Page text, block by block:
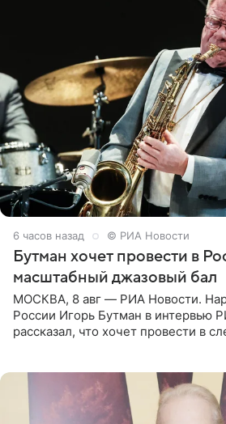
6 часов назад © РИА Новости
Бутман хочет провести в
масштабный джазовый бал
МОСКВА, 8 авг — РИА Новости.
России Игорь Бутман в интервью
рассказал, что хочет провести в